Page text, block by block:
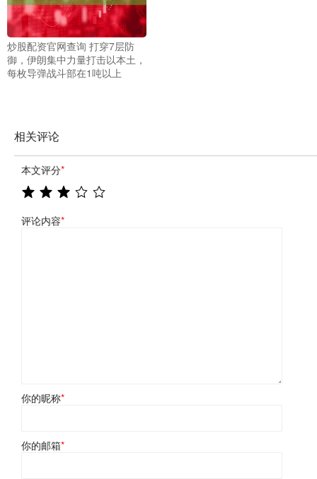
炒股配资官网查询 打穿7层防
御，伊朗集中力量打击以本土，
每枚导弹战斗部在1吨以上
相关评论
本文评分*
评论内容*
你的昵称*
你的邮箱*